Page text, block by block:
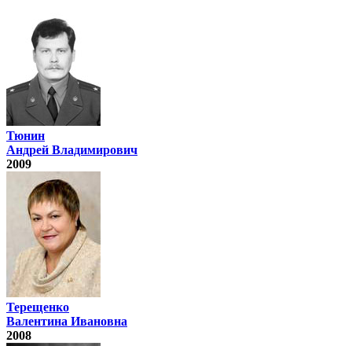
Тюнин
Андрей Владимирович
2009
Терещенко
Валентина Ивановна
2008